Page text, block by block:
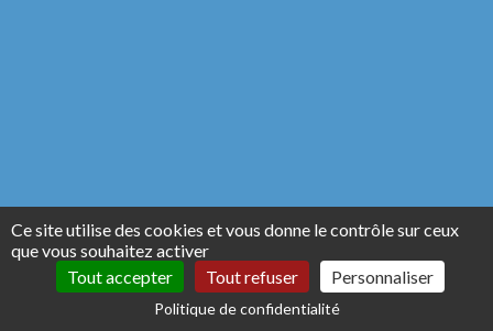
Ce site utilise des cookies et vous donne le contrôle sur ceux
que vous souhaitez activer
Tout accepter
Tout refuser Personnaliser
Politique de confidentialité